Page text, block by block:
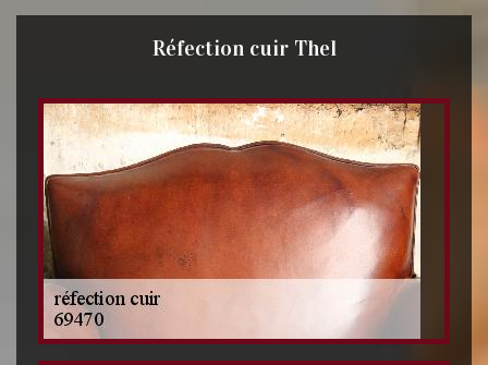
Réfection cuir Thel